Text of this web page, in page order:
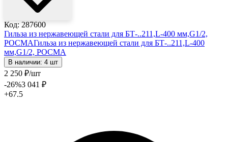
Код: 287600
Гильза из нержавеющей стали для БТ-..211,L-400 мм,G1/2,
РОСМАГильза из нержавеющей стали для БТ-..211,L-400
мм,G1/2, РОСМА
В наличии: 4 шт
2 250 ₽/шт
-26%3 041 ₽
+67.5